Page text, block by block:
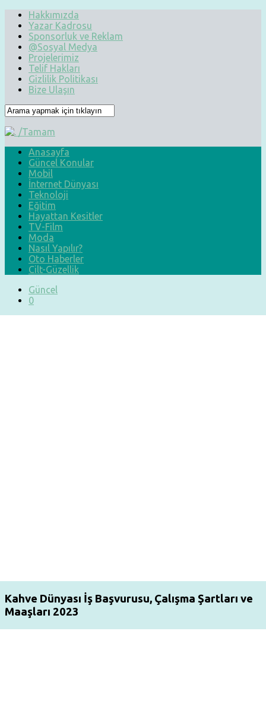
Hakkımızda
Yazar Kadrosu
Sponsorluk ve Reklam
@Sosyal Medya
Projelerimiz
Telif Hakları
Gizlilik Politikası
Bize Ulaşın
Anasayfa
Güncel Konular
Mobil
İnternet Dünyası
Teknoloji
Eğitim
Hayattan Kesitler
TV-Film
Moda
Nasıl Yapılır?
Oto Haberler
Cilt-Güzellik
Güncel
0
Kahve Dünyası İş Başvurusu, Çalışma Şartları ve
Maaşları 2023